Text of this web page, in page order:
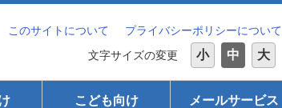
このサイトについて
プライバシーポリシーについて
文字サイズの変更
小 中 大
こども向け メールサービス